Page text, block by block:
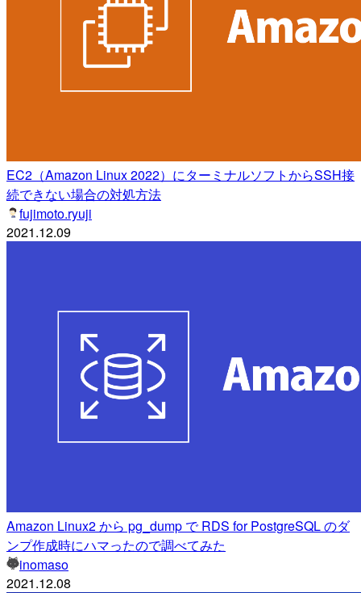
EC2（Amazon Linux 2022）にターミナルソフトからSSH接
続できない場合の対処方法
fujimoto.ryuji
2021.12.09
Amazon Linux2 から pg_dump で RDS for PostgreSQL のダ
ンプ作成時にハマったので調べてみた
inomaso
2021.12.08